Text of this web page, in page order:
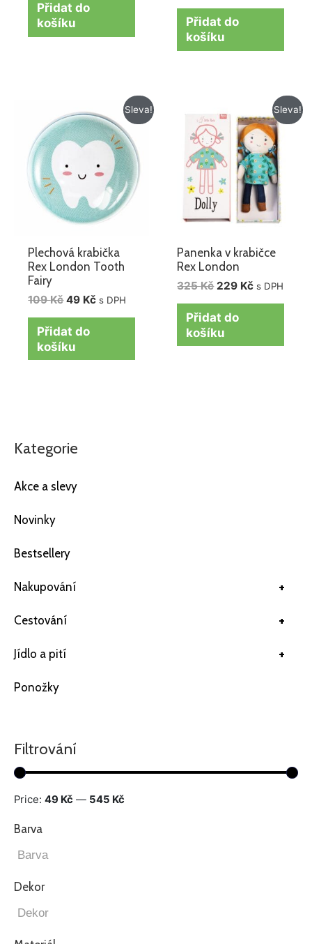
Kategorie
Akce a slevy
Novinky
Bestsellery
+
Nakupování
+
Cestování
+
Jídlo a pití
Ponožky
Filtrování
Price: 49 Kč — 545 Kč
Barva
Dekor
Přidat do
košíku
Přidat do
košíku
Sleva!
Plechová krabička
Rex London Tooth
Fairy
109Kč
cena
byla:
109 Kč.
49 Kč
Aktuální
cena
je:
49 Kč.
s DPH
Přidat do
košíku
Sleva!
Panenka v krabičce
Rex London
325Kč
cena
byla:
325 Kč.
229 Kč
Aktuální
cena
je:
229 Kč.
s DPH
Přidat do
košíku